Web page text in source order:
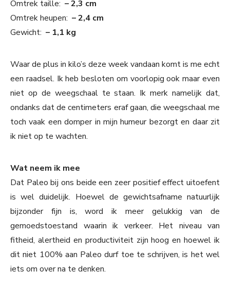
Omtrek taille: – 2,3 cm
Omtrek heupen: – 2,4 cm
Gewicht: – 1,1 kg
Waar de plus in kilo’s deze week vandaan komt is me echt
een raadsel. Ik heb besloten om voorlopig ook maar even
niet op de weegschaal te staan. Ik merk namelijk dat,
ondanks dat de centimeters eraf gaan, die weegschaal me
toch vaak een domper in mijn humeur bezorgt en daar zit
ik niet op te wachten.
Wat neem ik mee
Dat Paleo bij ons beide een zeer positief effect uitoefent
is wel duidelijk. Hoewel de gewichtsafname natuurlijk
bijzonder fijn is, word ik meer gelukkig van de
gemoedstoestand waarin ik verkeer. Het niveau van
fitheid, alertheid en productiviteit zijn hoog en hoewel ik
dit niet 100% aan Paleo durf toe te schrijven, is het wel
iets om over na te denken.